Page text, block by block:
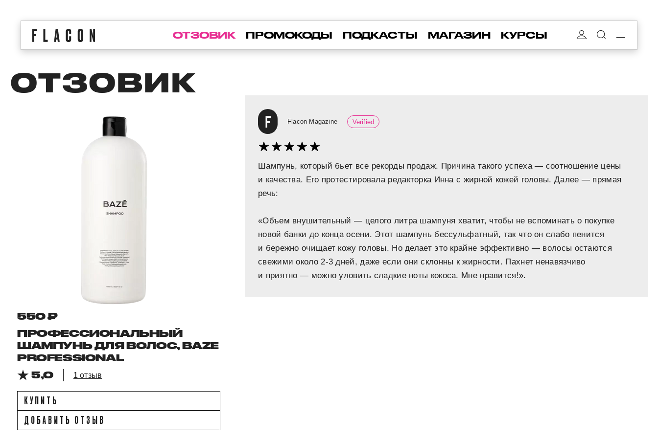
ОТЗОВИК ПРОМОКОДЫ ПОДКАСТЫ МАГАЗИН КУРСЫ
ОТЗОВИК
550 ₽
ПРОФЕССИОНАЛЬНЫЙ
ШАМПУНЬ ДЛЯ ВОЛОС, BAZE
PROFESSIONAL
5,0
1 отзыв
КУПИТЬ
ДОБАВИТЬ ОТЗЫВ
Flacon Magazine Verified
Шампунь, который бьет все рекорды продаж. Причина такого успеха — соотношение цены
и качества. Его протестировала редакторка Инна с жирной кожей головы. Далее — прямая
речь:
«Объем внушительный — целого литра шампуня хватит, чтобы не вспоминать о покупке
новой банки до конца осени. Этот шампунь бессульфатный, так что он слабо пенится
и бережно очищает кожу головы. Но делает это крайне эффективно — волосы остаются
свежими около 2-3 дней, даже если они склонны к жирности. Пахнет ненавязчиво
и приятно — можно уловить сладкие ноты кокоса. Мне нравится!».